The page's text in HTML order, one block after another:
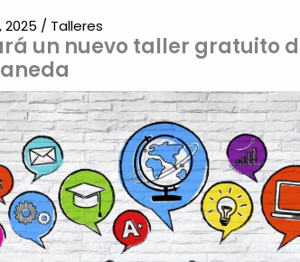
un nuevo taller gratuito
2025 / Talleres